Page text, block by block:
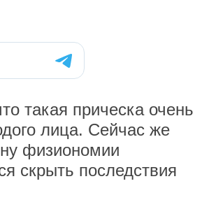
такая прическа очень
лица. Сейчас же
физиономии
скрыть последствия